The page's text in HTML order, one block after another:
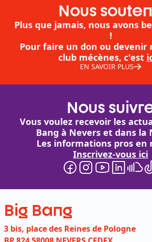
Nous
Plus que jamais, nous avons
!
Pour faire un don ou devenir
club mécènes, c'est
EN SAVOIR PLUS
Nous
Vous voulez recevoir les
Bang à Nevers et dans la
Les informations pros en
Inscrivez-vous ici
Big Bang
3 bis, place des Reines de Pologne